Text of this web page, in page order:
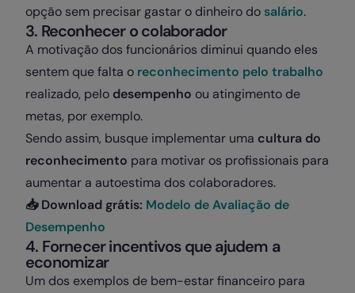
opção sem precisar gastar o dinheiro do salário.
3. Reconhecer o colaborador
A motivação dos funcionários diminui quando eles
sentem que falta o reconhecimento pelo trabalho
realizado, pelo desempenho ou atingimento de
metas, por exemplo.
Sendo assim, busque implementar uma cultura do
reconhecimento para motivar os profissionais para
aumentar a autoestima dos colaboradores.
📥 Download grátis: Modelo de Avaliação de
Desempenho
4. Fornecer incentivos que ajudem a
economizar
Um dos exemplos de bem-estar financeiro para